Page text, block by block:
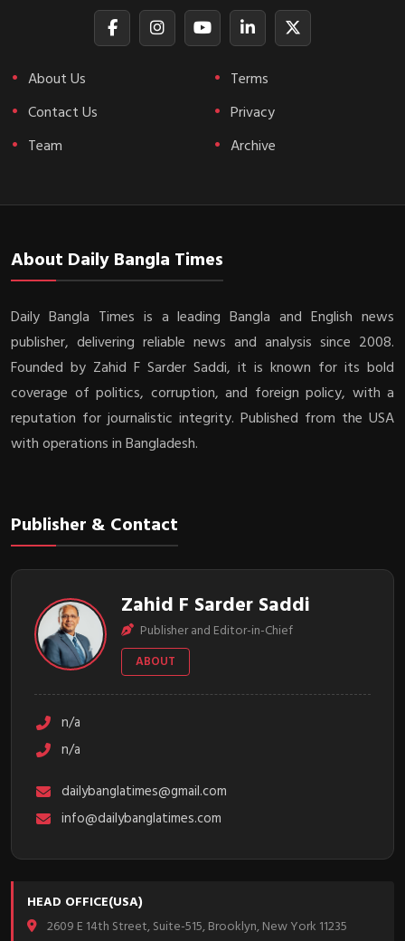
About Us
Contact Us
Team
Terms
Privacy
Archive
About Daily Bangla Times
Daily Bangla Times is a leading Bangla and English news
publisher, delivering reliable news and analysis since 2008.
Founded by Zahid F Sarder Saddi, it is known for its bold
coverage of politics, corruption, and foreign policy, with a
reputation for journalistic integrity. Published from the USA
with operations in Bangladesh.
Publisher & Contact
Zahid F Sarder Saddi
Publisher and Editor-in-Chief
ABOUT
n/a
n/a
dailybanglatimes@gmail.com
info@dailybanglatimes.com
HEAD OFFICE(USA)
2609 E 14th Street, Suite-515, Brooklyn, New York 11235